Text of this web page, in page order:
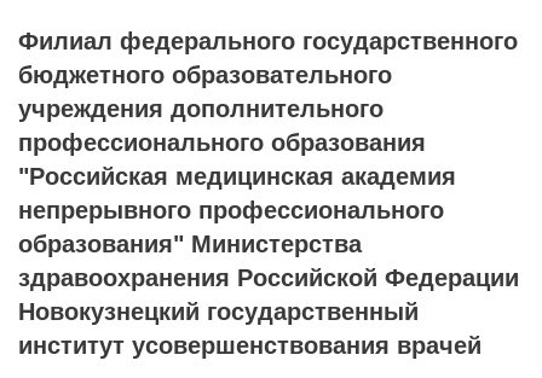
Филиал федерального государственного
бюджетного образовательного
учреждения дополнительного
профессионального образования
"Российская медицинская академия
непрерывного профессионального
образования" Министерства
здравоохранения Российской Федерации
Новокузнецкий государственный
институт усовершенствования врачей